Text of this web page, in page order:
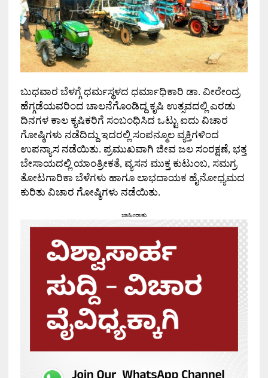
ಬುಧವಾರ ಬೆಳಗ್ಗೆ ಧರ್ಮಸ್ಥಳದ ಧರ್ಮಾಧಿಕಾರಿ ಡಾ. ವೀರೇಂದ್ರ
ಹೆಗ್ಗಡೆಯವರಿಂದ ಚಾಲನೆಗೊಂಡಿದ್ದ ಕೃಷಿ ಉತ್ಸವದಲ್ಲಿ ಎರಡು
ದಿನಗಳ ಕಾಲ ಕೃಷಿಕರಿಗೆ ಸಂಬಂಧಿಸಿದ ಒಟ್ಟು ಐದು ವಿಚಾರ
ಗೋಷ್ಠಿಗಳು ನಡೆದಿದ್ದು ಇದರಲ್ಲಿ ಸಂಪನ್ಮೂಲ ವ್ಯಕ್ತಿಗಳಿಂದ
ಉಪನ್ಯಾಸ ನಡೆಯಿತು. ಪ್ರಮುಖವಾಗಿ ಜೀವ ಜಲ ಸಂರಕ್ಷಣೆ, ಭತ್ತ
ಬೇಸಾಯದಲ್ಲಿ ಯಾಂತ್ರೀಕತೆ, ವ್ಯಸನ ಮುಕ್ತ ಕುಟುಂಬ, ಸಮಗ್ರ
ತೋಟಗಾರಿಕಾ ಬೆಳೆಗಳು ಹಾಗೂ ಲಾಭದಾಯಕ ಹೈನೋಧ್ಯಮದ
ಕುರಿತು ವಿಚಾರ ಗೋಷ್ಠಿಗಳು ನಡೆಯಿತು.
ಜಾಹೀರಾತು